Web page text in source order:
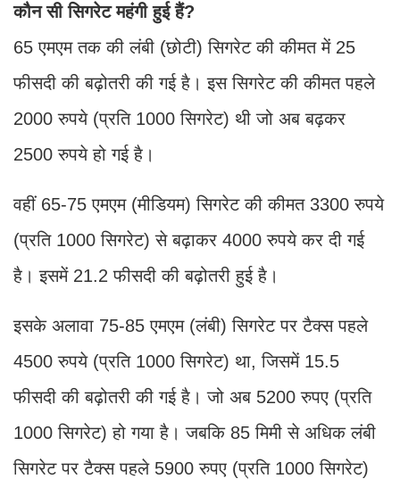
कौन सी सिगरेट महंगी हुई हैं?
65 एमएम तक की लंबी (छोटी) सिगरेट की कीमत में 25
फीसदी की बढ़ोतरी की गई है। इस सिगरेट की कीमत पहले
2000 रुपये (प्रति 1000 सिगरेट) थी जो अब बढ़कर
2500 रुपये हो गई है।
वहीं 65-75 एमएम (मीडियम) सिगरेट की कीमत 3300 रुपये
(प्रति 1000 सिगरेट) से बढ़ाकर 4000 रुपये कर दी गई
है। इसमें 21.2 फीसदी की बढ़ोतरी हुई है।
इसके अलावा 75-85 एमएम (लंबी) सिगरेट पर टैक्स पहले
4500 रुपये (प्रति 1000 सिगरेट) था, जिसमें 15.5
फीसदी की बढ़ोतरी की गई है। जो अब 5200 रुपए (प्रति
1000 सिगरेट) हो गया है। जबकि 85 मिमी से अधिक लंबी
सिगरेट पर टैक्स पहले 5900 रुपए (प्रति 1000 सिगरेट)